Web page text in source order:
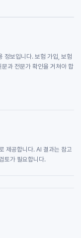
정보입니다. 보험 가입, 보험
문과 전문가 확인을 거쳐야 합
제공합니다. AI 결과는 참고
토가 필요합니다.